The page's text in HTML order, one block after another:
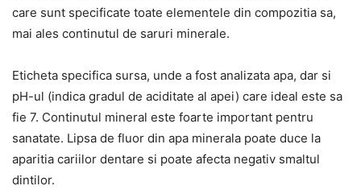
care sunt specificate toate elementele din compozitia sa,
mai ales continutul de saruri minerale.
Eticheta specifica sursa, unde a fost analizata apa, dar si
pH-ul (indica gradul de aciditate al apei) care ideal este sa
fie 7. Continutul mineral este foarte important pentru
sanatate. Lipsa de fluor din apa minerala poate duce la
aparitia cariilor dentare si poate afecta negativ smaltul
dintilor.